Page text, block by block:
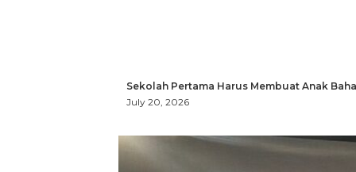
Sekolah Pertama Harus Membuat Anak
July 20, 2026